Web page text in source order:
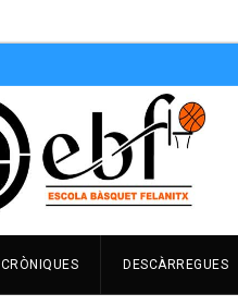
CRÒNIQUES DESCÀRREGUES